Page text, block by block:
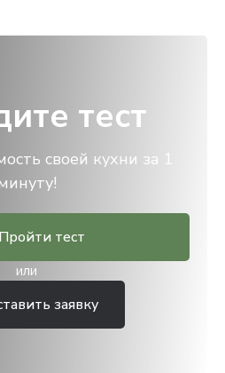
тест
своей кухни за 1
Пройти тест
или
заявку